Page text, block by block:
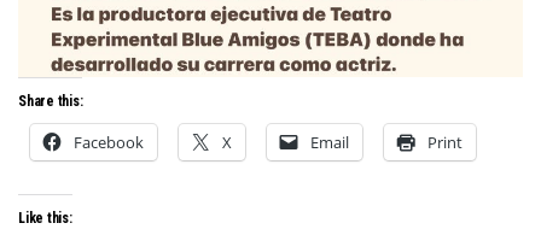
Share this:
Facebook X Email Print
Like this: